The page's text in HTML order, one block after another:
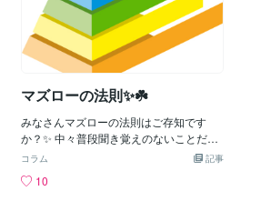
マズローの法則✨☘️
みなさんマズローの法則はご存知です
か？✨ 中々普段聞き覚えのないことだと
思いますがマズローの5段階欲求のことを
まずマズローの5段階欲求とは何かと言い
記事
コラム
10